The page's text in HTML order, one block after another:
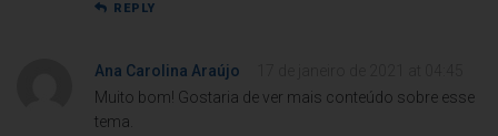
REPLY
Ana Carolina Araújo
Muito bom! Gostaria de ver mais conteúdo sobre esse
tema.